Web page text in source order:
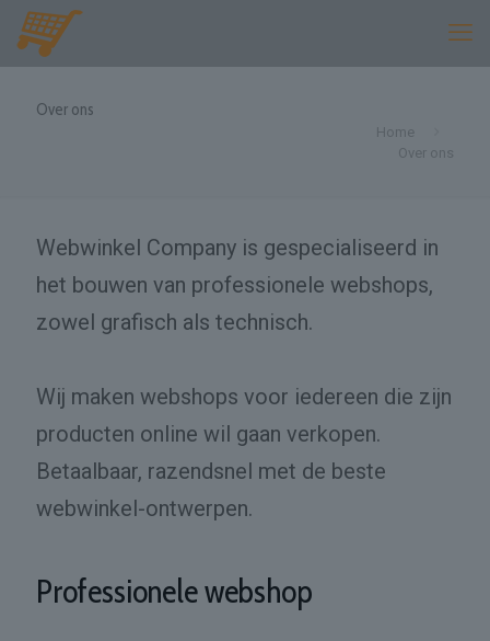
Over ons
Home
Over ons
Webwinkel Company is gespecialiseerd in
het bouwen van professionele webshops,
zowel grafisch als technisch.
Wij maken webshops voor iedereen die zijn
producten online wil gaan verkopen.
Betaalbaar, razendsnel met de beste
webwinkel-ontwerpen.
Professionele webshop